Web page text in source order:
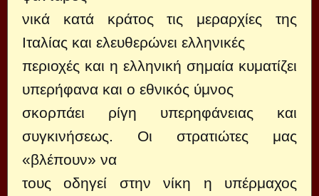
νικά κατά κράτος τις μεραρχίες της
Ιταλίας και ελευθερώνει ελληνικές
περιοχές και η ελληνική σημαία κυματίζει
υπερήφανα και ο εθνικός ύμνος
σκορπάει ρίγη υπερηφάνειας και
συγκινήσεως. Οι στρατιώτες μας
«βλέπουν» να
τους οδηγεί στην νίκη η υπέρμαχος